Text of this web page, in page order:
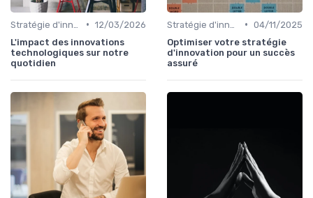
• 12/03/2026
L'impact des innovations
technologiques sur notre
quotidien
• 04/11/2025
Optimiser votre stratégie
d'innovation pour un succès
assuré